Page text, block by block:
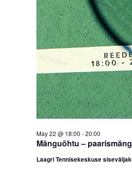
Mänguõhtu – paarismäng
May 22 @ 18:00 -20:00
Laagri Tennisekeskuse